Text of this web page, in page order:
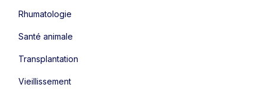
Rhumatologie
Santé animale
Transplantation
Vieillissement